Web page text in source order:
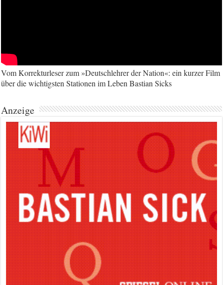
Vom Korrekturleser zum »Deutschlehrer der Nation«: ein kurzer Film
über die wichtigsten Stationen im Leben Bastian Sicks
Anzeige